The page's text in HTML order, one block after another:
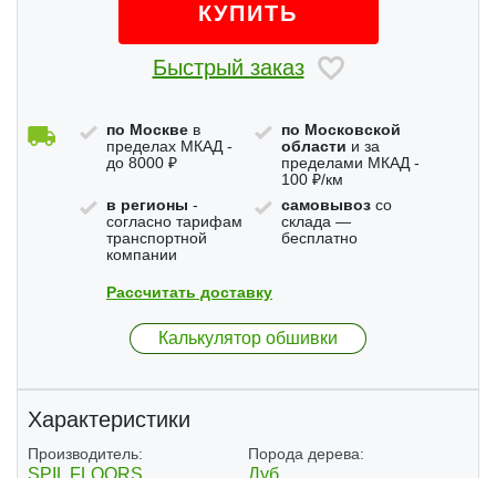
КУПИТЬ
Быстрый заказ
по Москве в
пределах МКАД -
до 8000 ₽
по Московской
области и за
пределами МКАД -
100 ₽/км
в регионы -
согласно тарифам
транспортной
компании
самовывозсо
склада —
бесплатно
Рассчитать доставку
Калькулятор обшивки
Характеристики
Производитель: Порода дерева: